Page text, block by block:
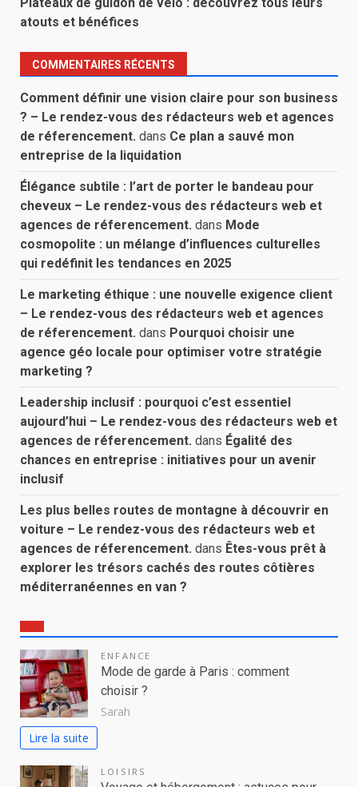
atouts et bénéfices
COMMENTAIRES RÉCENTS
Comment définir une vision claire pour son business
? – Le rendez-vous des rédacteurs web et agences
de réferencement. dans Ce plan a sauvé mon
entreprise de la liquidation
Élégance subtile : l’art de porter le bandeau pour
cheveux – Le rendez-vous des rédacteurs web et
agences de réferencement. dans Mode
cosmopolite : un mélange d’influences culturelles
qui redéfinit les tendances en 2025
Le marketing éthique : une nouvelle exigence client
– Le rendez-vous des rédacteurs web et agences
de réferencement. dans Pourquoi choisir une
agence géo locale pour optimiser votre stratégie
marketing ?
Leadership inclusif : pourquoi c’est essentiel
aujourd’hui – Le rendez-vous des rédacteurs web et
agences de réferencement. dans Égalité des
chances en entreprise : initiatives pour un avenir
inclusif
Les plus belles routes de montagne à découvrir en
voiture – Le rendez-vous des rédacteurs web et
agences de réferencement. dans Êtes-vous prêt à
explorer les trésors cachés des routes côtières
méditerranéennes en van ?
ENFANCE
Mode de garde à Paris : comment
choisir ?
Sarah
Lire la suite
LOISIRS